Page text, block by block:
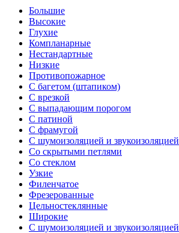
Большие
Высокие
Глухие
Компланарные
Нестандартные
Низкие
Противопожарное
С багетом (штапиком)
С врезкой
С выпадающим порогом
С патиной
С фрамугой
С шумоизоляцией и звукоизоляцией
Со скрытыми петлями
Со стеклом
Узкие
Филенчатое
Фрезерованные
Цельностеклянные
Широкие
С шумоизоляцией и звукоизоляцией